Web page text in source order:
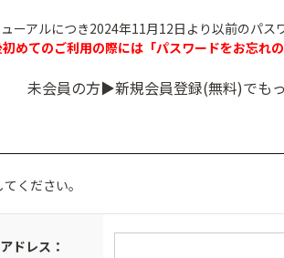
ーアルにつき2024年11月12日より以前のパス
めてのご利用の際には「パスワードをお忘れ
未会員の方▶新規会員登録(無料)でも
ください。
ドレス：